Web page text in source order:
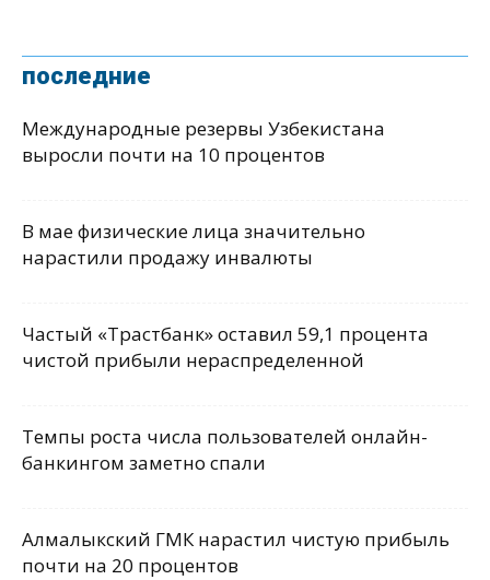
последние
Международные резервы Узбекистана
выросли почти на 10 процентов
В мае физические лица значительно
нарастили продажу инвалюты
Частый «Трастбанк» оставил 59,1 процента
чистой прибыли нераспределенной
Темпы роста числа пользователей онлайн-
банкингом заметно спали
Алмалыкский ГМК нарастил чистую прибыль
почти на 20 процентов